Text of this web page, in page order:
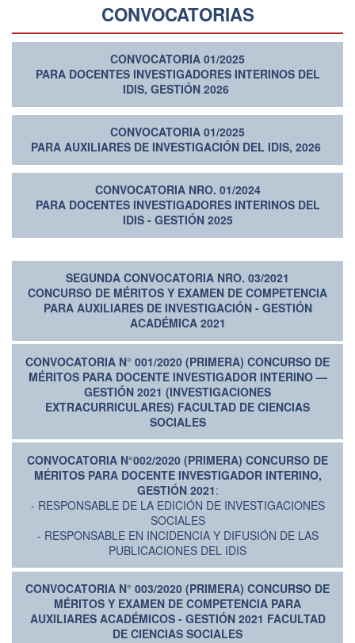
CONVOCATORIAS
CONVOCATORIA 01/2025
PARA DOCENTES INVESTIGADORES INTERINOS DEL
IDIS, GESTIÓN 2026
CONVOCATORIA 01/2025
PARA AUXILIARES DE INVESTIGACIÓN DEL IDIS, 2026
CONVOCATORIA NRO. 01/2024
PARA DOCENTES INVESTIGADORES INTERINOS DEL
IDIS - GESTIÓN 2025
SEGUNDA CONVOCATORIA NRO. 03/2021
CONCURSO DE MÉRITOS Y EXAMEN DE COMPETENCIA
PARA AUXILIARES DE INVESTIGACIÓN - GESTIÓN
ACADÉMICA 2021
CONVOCATORIA N° 001/2020 (PRIMERA) CONCURSO DE
MÉRITOS PARA DOCENTE INVESTIGADOR INTERINO —
GESTIÓN 2021 (INVESTIGACIONES
EXTRACURRICULARES) FACULTAD DE CIENCIAS
SOCIALES
CONVOCATORIA N°002/2020 (PRIMERA) CONCURSO DE
MÉRITOS PARA DOCENTE INVESTIGADOR INTERINO,
GESTIÓN 2021:
- RESPONSABLE DE LA EDICIÓN DE INVESTIGACIONES
SOCIALES
- RESPONSABLE EN INCIDENCIA Y DIFUSIÓN DE LAS
PUBLICACIONES DEL IDIS
CONVOCATORIA N° 003/2020 (PRIMERA) CONCURSO DE
MÉRITOS Y EXAMEN DE COMPETENCIA PARA
AUXILIARES ACADÉMICOS - GESTIÓN 2021 FACULTAD
DE CIENCIAS SOCIALES